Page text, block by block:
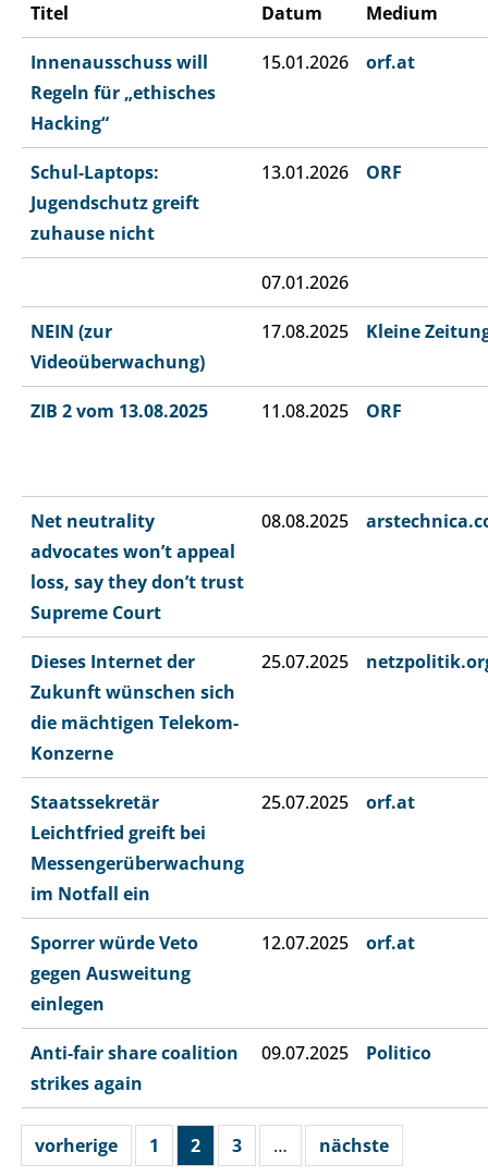
Titel Datum Medium
Innenausschuss will
Regeln für „ethisches
Hacking“
15.01.2026 orf.at
Schul-Laptops:
Jugendschutz greift
zuhause nicht
13.01.2026 ORF
07.01.2026
NEIN (zur
Videoüberwachung)
17.08.2025 Kleine
ZIB 2 vom 13.08.2025 11.08.2025 ORF
Net neutrality
advocates won’t appeal
loss, say they don’t trust
Supreme Court
08.08.2025
Dieses Internet der
Zukunft wünschen sich
die mächtigen Telekom-
Konzerne
25.07.2025
Staatssekretär
Leichtfried greift bei
Messengerüberwachung
im Notfall ein
25.07.2025 orf.at
Sporrer würde Veto
gegen Ausweitung
einlegen
12.07.2025 orf.at
Anti-fair share coalition
strikes again
09.07.2025 Politico
vorherige 1 2 3 … nächste